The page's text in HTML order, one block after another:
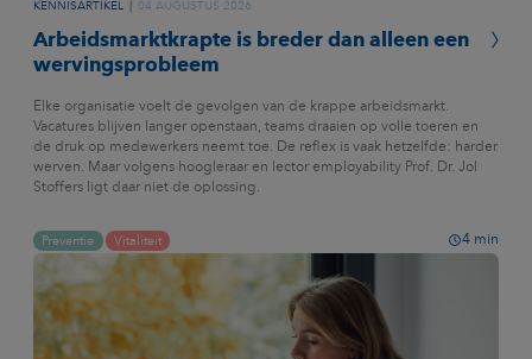
KENNISARTIKEL 04 AUGUSTUS 2026
Arbeidsmarktkrapte is breder dan alleen een
wervingsprobleem
Elke organisatie voelt de gevolgen van de krappe arbeidsmarkt.
Vacatures blijven langer openstaan, teams draaien op volle toeren en
de druk op medewerkers neemt toe. De reflex is vaak hetzelfde: harder
werven. Maar volgens hoogleraar en lector employability Prof. Dr. Jol
Stoffers ligt daar niet de oplossing.
Preventie Vitaliteit 4 min